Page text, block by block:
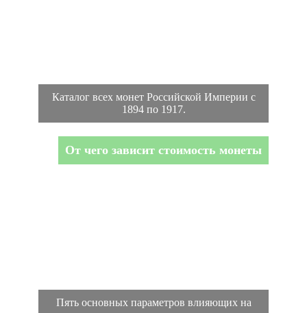
Каталог всех монет Российской Империи с
1894 по 1917.
От чего зависит стоимость монеты
Пять основных параметров влияющих на